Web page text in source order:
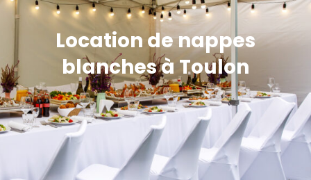
Location de nappes
blanches à Toulon